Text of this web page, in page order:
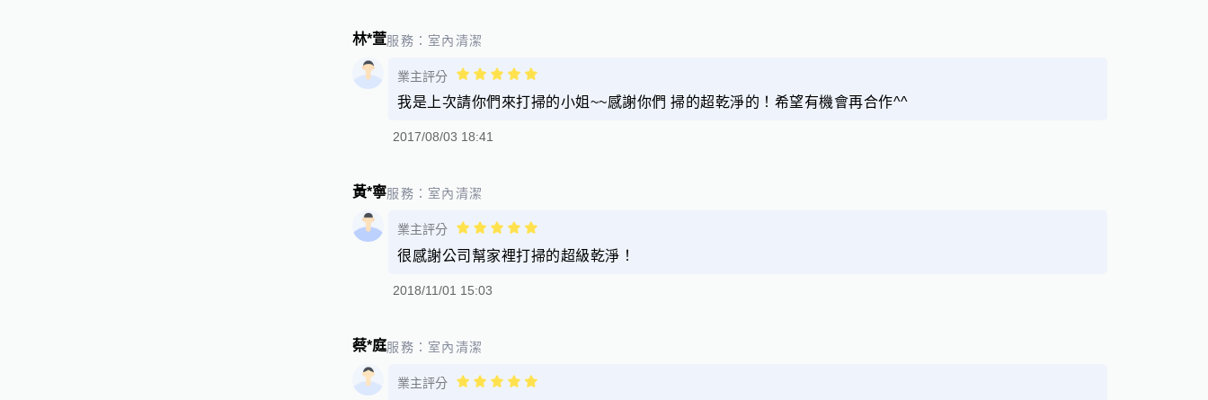
林*萱服務： 室內清潔
業主評分
我是上次請你們來打掃的小姐~~感謝你們 掃的超乾淨的！希望有機會再合作^^
2017/08/03 18:41
黃*寧服務： 室內清潔
業主評分
很感謝公司幫家裡打掃的超級乾淨！
2018/11/01 15:03
蔡*庭服務： 室內清潔
業主評分